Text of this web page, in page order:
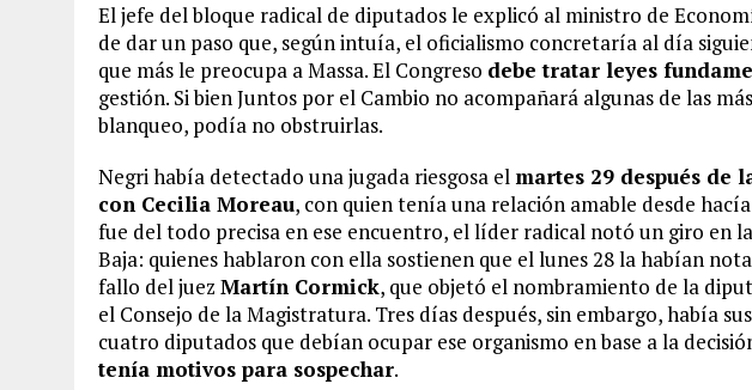
El jefe del bloque radical de diputados le explicó al ministro de
de dar un paso que, según intuía, el oficialismo concretaría al día
que más le preocupa a Massa. El Congreso debe tratar leyes
gestión. Si bien Juntos por el Cambio no acompañará algunas de las
blanqueo, podía no obstruirlas.
Negri había detectado una jugada riesgosa el martes 29 después de
con Cecilia Moreau, con quien tenía una relación amable desde
fue del todo precisa en ese encuentro, el líder radical notó un giro en
Baja: quienes hablaron con ella sostienen que el lunes 28 la habían
fallo del juez Martín Cormick, que objetó el nombramiento de la
el Consejo de la Magistratura. Tres días después, sin embargo, había
cuatro diputados que debían ocupar ese organismo en base a la
tenía motivos para sospechar.